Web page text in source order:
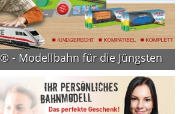
- Modellbahn für die Jüngsten